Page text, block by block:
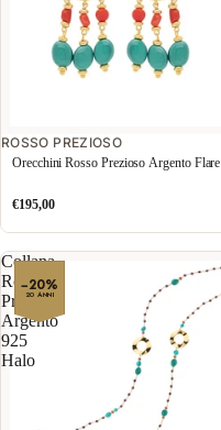
ROSSO PREZIOSO
Orecchini Rosso Prezioso Argento Flare
€195,00
Collana
Rosso
Prezioso
Argento
925
Halo
−20%
20 ANNI